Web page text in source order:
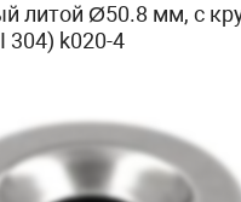
литой Ø50.8 мм, с
304) k020-4